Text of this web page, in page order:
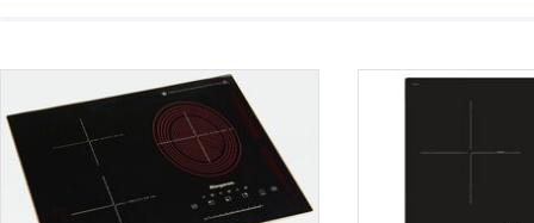
đơn vị phân phối với mức giá khá dễ
tiếp cận, thu hút sự quan tâm của
nhiều người tiêu dùng.
gia đình.